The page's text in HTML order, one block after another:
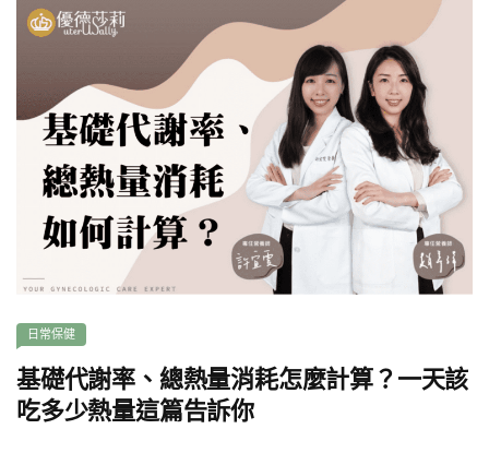
日常保健
基礎代謝率、總熱量消耗怎麼計算？一天該
吃多少熱量這篇告訴你